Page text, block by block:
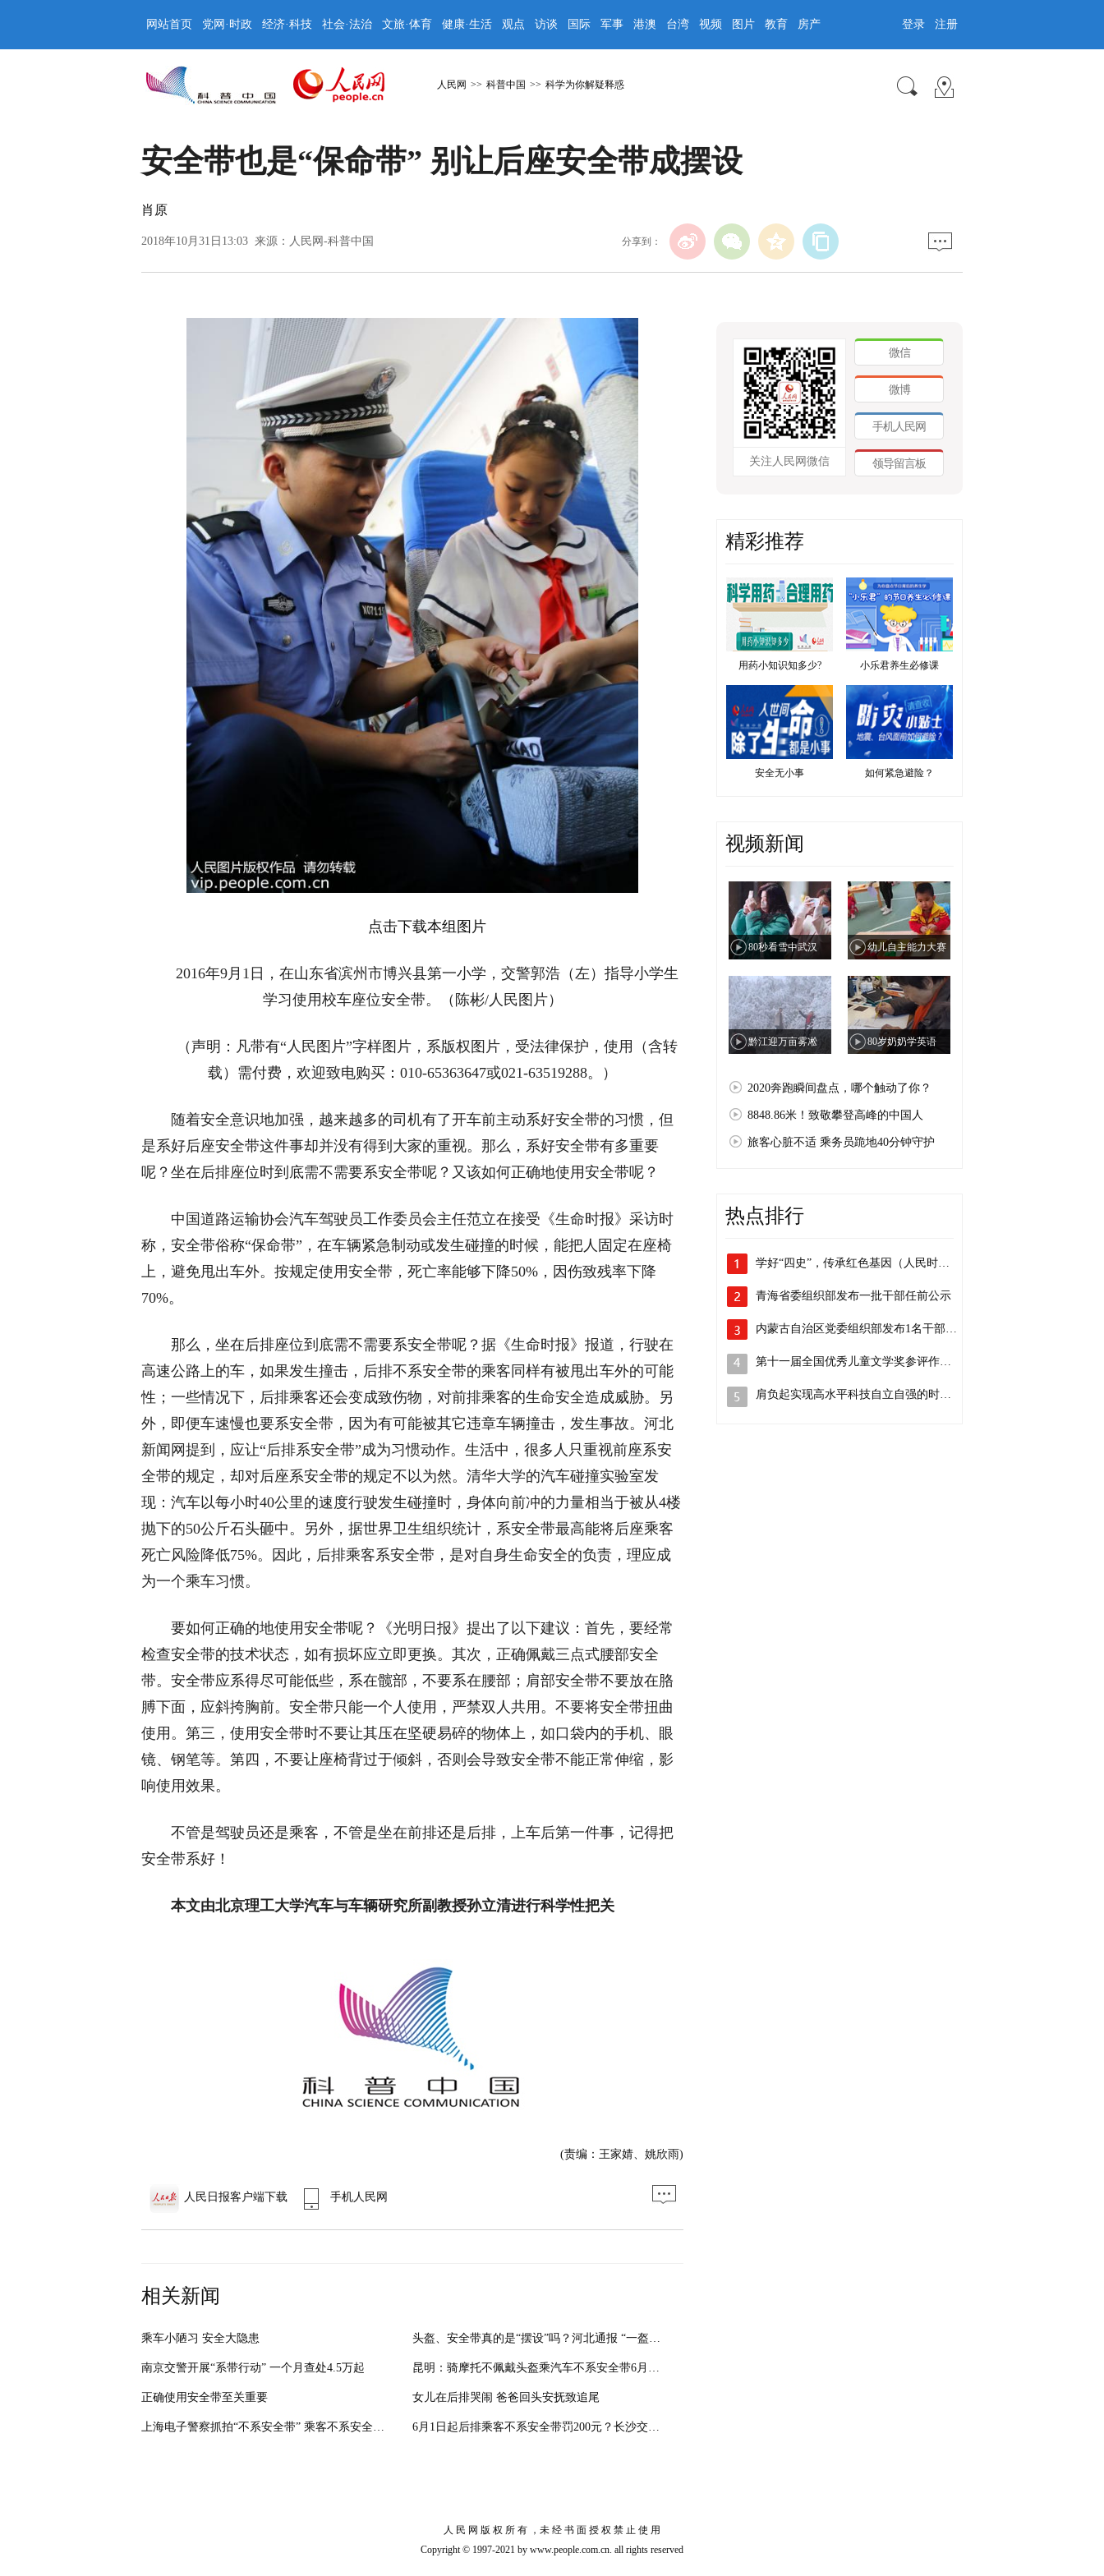
网站首页 党网·时政 经济·科技 社会·法治 文旅·体育 健康·生活 观点 访谈 国际 军事 港澳 台湾 视频 图片 教育 房产 登录 注册
人民网 >> 科普中国 >> 科学为你解疑释惑
安全带也是“保命带” 别让后座安全带成摆设
肖原
2018年10月31日13:03 来源： 人民网-科普中国 分享到：
点击下载本组图片
2016年9月1日，在山东省滨州市博兴县第一小学，交警郭浩（左）指导小学生
学习使用校车座位安全带。（陈彬/人民图片）
（声明：凡带有“人民图片”字样图片，系版权图片，受法律保护，使用（含转
载）需付费，欢迎致电购买：010-65363647或021-63519288。）
随着安全意识地加强，越来越多的司机有了开车前主动系好安全带的习惯，但
是系好后座安全带这件事却并没有得到大家的重视。那么，系好安全带有多重要
呢？坐在后排座位时到底需不需要系安全带呢？又该如何正确地使用安全带呢？
中国道路运输协会汽车驾驶员工作委员会主任范立在接受《生命时报》采访时
称，安全带俗称“保命带”，在车辆紧急制动或发生碰撞的时候，能把人固定在座椅
上，避免甩出车外。按规定使用安全带，死亡率能够下降50%，因伤致残率下降
70%。
那么，坐在后排座位到底需不需要系安全带呢？据《生命时报》报道，行驶在
高速公路上的车，如果发生撞击，后排不系安全带的乘客同样有被甩出车外的可能
性；一些情况下，后排乘客还会变成致伤物，对前排乘客的生命安全造成威胁。另
外，即便车速慢也要系安全带，因为有可能被其它违章车辆撞击，发生事故。河北
新闻网提到，应让“后排系安全带”成为习惯动作。生活中，很多人只重视前座系安
全带的规定，却对后座系安全带的规定不以为然。清华大学的汽车碰撞实验室发
现：汽车以每小时40公里的速度行驶发生碰撞时，身体向前冲的力量相当于被从4楼
抛下的50公斤石头砸中。另外，据世界卫生组织统计，系安全带最高能将后座乘客
死亡风险降低75%。因此，后排乘客系安全带，是对自身生命安全的负责，理应成
为一个乘车习惯。
要如何正确的地使用安全带呢？《光明日报》提出了以下建议：首先，要经常
检查安全带的技术状态，如有损坏应立即更换。其次，正确佩戴三点式腰部安全
带。安全带应系得尽可能低些，系在髋部，不要系在腰部；肩部安全带不要放在胳
膊下面，应斜挎胸前。安全带只能一个人使用，严禁双人共用。不要将安全带扭曲
使用。第三，使用安全带时不要让其压在坚硬易碎的物体上，如口袋内的手机、眼
镜、钢笔等。第四，不要让座椅背过于倾斜，否则会导致安全带不能正常伸缩，影
响使用效果。
不管是驾驶员还是乘客，不管是坐在前排还是后排，上车后第一件事，记得把
安全带系好！
本文由北京理工大学汽车与车辆研究所副教授孙立清进行科学性把关
(责编：王家婧、姚欣雨)
人民日报客户端下载 手机人民网
相关新闻
乘车小陋习 安全大隐患 头盔、安全带真的是“摆设”吗？河北通报 “一盔一带”10起典型案例
南京交警开展“系带行动” 一个月查处4.5万起 昆明：骑摩托不佩戴头盔乘汽车不系安全带6月起严查
正确使用安全带至关重要 女儿在后排哭闹 爸爸回头安抚致追尾
上海电子警察抓拍“不系安全带” 乘客不系安全带也要罚款50元 6月1日起后排乘客不系安全带罚200元？长沙交警回应来了
关注人民网微信
微信
微博
手机人民网
领导留言板
精彩推荐
用药小知识知多少? 小乐君养生必修课
安全无小事 如何紧急避险？
视频新闻
80秒看雪中武汉 幼儿自主能力大赛
黔江迎万亩雾凇 80岁奶奶学英语
2020奔跑瞬间盘点，哪个触动了你？
8848.86米！致敬攀登高峰的中国人
旅客心脏不适 乘务员跪地40分钟守护
热点排行
学好“四史”，传承红色基因（人民时评）
青海省委组织部发布一批干部任前公示
内蒙古自治区党委组织部发布1名干部任前…
第十一届全国优秀儿童文学奖参评作品目录
肩负起实现高水平科技自立自强的时代重任…
人 民 网 版 权 所 有 ，未 经 书 面 授 权 禁 止 使 用
Copyright © 1997-2021 by www.people.com.cn. all rights reserved